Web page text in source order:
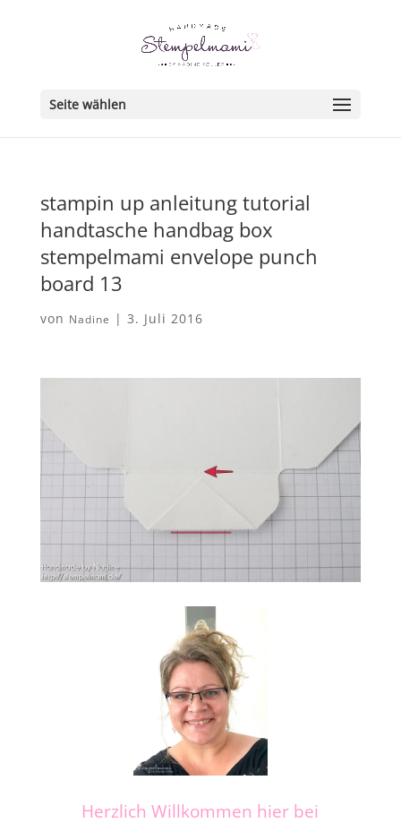
Seite wählen
stampin up anleitung tutorial
handtasche handbag box
stempelmami envelope punch
board 13
von Nadine | 3. Juli 2016
Herzlich Willkommen hier bei